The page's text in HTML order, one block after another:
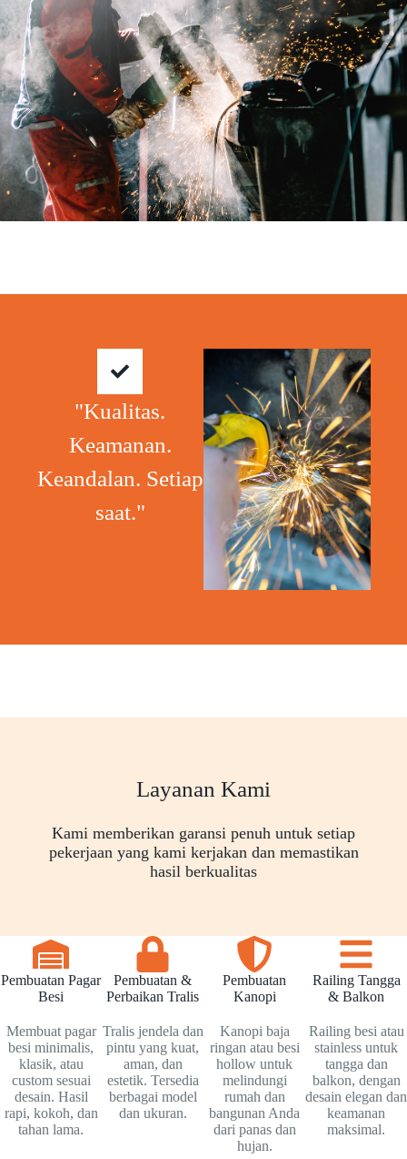
"Kualitas.
Keamanan.
Keandalan. Setiap
saat."
Layanan Kami
Kami memberikan garansi penuh untuk setiap
pekerjaan yang kami kerjakan dan memastikan
hasil berkualitas
Pembuatan Pagar
Besi
Membuat pagar
besi minimalis,
klasik, atau
custom sesuai
desain. Hasil
rapi, kokoh, dan
tahan lama.
Pembuatan &
Perbaikan Tralis
Tralis jendela dan
pintu yang kuat,
aman, dan
estetik. Tersedia
berbagai model
dan ukuran.
Pembuatan
Kanopi
Kanopi baja
ringan atau besi
hollow untuk
melindungi
rumah dan
bangunan Anda
dari panas dan
hujan.
Railing Tangga
& Balkon
Railing besi atau
stainless untuk
tangga dan
balkon, dengan
desain elegan dan
keamanan
maksimal.